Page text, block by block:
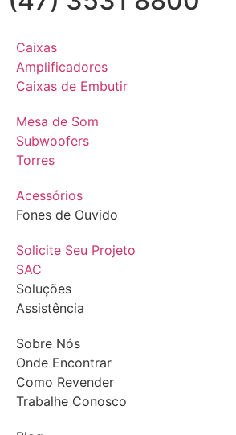
Caixas
Amplificadores
Caixas de Embutir
Mesa de Som
Subwoofers
Torres
Acessórios
Fones de Ouvido
Solicite Seu Projeto
SAC
Soluções
Assistência
Sobre Nós
Onde Encontrar
Como Revender
Trabalhe Conosco